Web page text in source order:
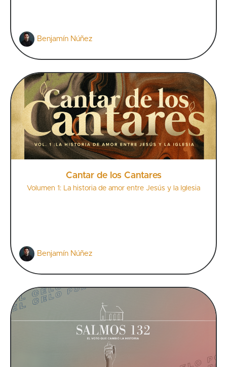
Benjamín Núñez
Cantar de los Cantares
Volumen 1: La historia de amor entre Jesús y la Iglesia
Benjamín Núñez